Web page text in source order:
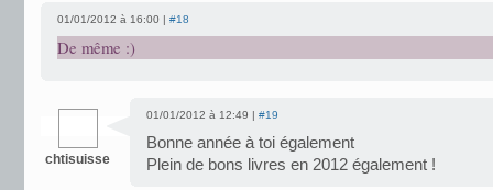
01/01/2012 à 16:00 | #18
De même :)
chtisuisse
01/01/2012 à 12:49 | #19
Bonne année à toi également
Plein de bons livres en 2012 également !